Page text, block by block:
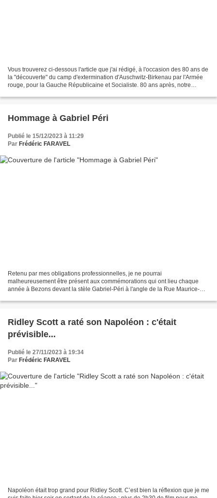
Vous trouverez ci-dessous l'article que j'ai rédigé, à l'occasion des 80 ans de
la "découverte" du camp d'extermination d'Auschwitz-Birkenau par l'Armée
rouge, pour la Gauche Républicaine et Socialiste. 80 ans après, notre
Hommage à Gabriel Péri
Publié le 15/12/2023 à 11:29
Par Frédéric FARAVEL
Retenu par mes obligations professionnelles, je ne pourrai
malheureusement être présent aux commémorations qui ont lieu chaque
année à Bezons devant la stèle Gabriel-Péri à l'angle de la Rue Maurice-
Ridley Scott a raté son Napoléon : c'était
prévisible...
Publié le 27/11/2023 à 19:34
Par Frédéric FARAVEL
Napoléon était trop grand pour Ridley Scott. C’est bien la réflexion que je me